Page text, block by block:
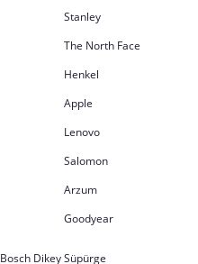
Stanley
The North Face
Henkel
Apple
Lenovo
Salomon
Arzum
Goodyear
Bosch Dikey Süpürge